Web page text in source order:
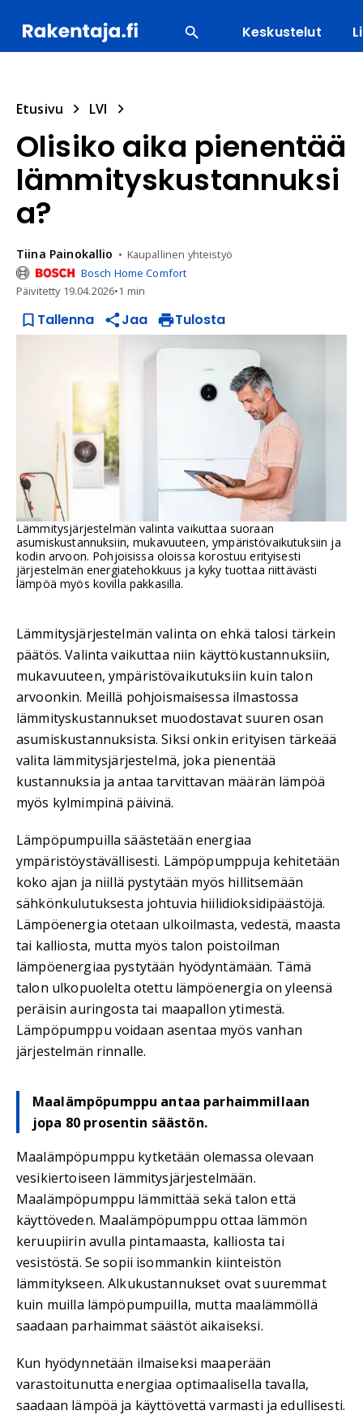
Keskustelut
Etusivu LVI
Olisiko aika pienentää
lämmityskustannuksi
a?
Tiina Painokallio
Kaupallinen yhteistyö
Bosch Home Comfort
Päivitetty 19.04.2026•1 min
Tallenna Jaa Tulosta
Lämmitysjärjestelmän valinta vaikuttaa suoraan
asumiskustannuksiin, mukavuuteen, ympäristövaikutuksiin ja
kodin arvoon. Pohjoisissa oloissa korostuu erityisesti
järjestelmän energiatehokkuus ja kyky tuottaa riittävästi
lämpöä myös kovilla pakkasilla.
Lämmitysjärjestelmän valinta on ehkä talosi tärkein
päätös. Valinta vaikuttaa niin käyttökustannuksiin,
mukavuuteen, ympäristövaikutuksiin kuin talon
arvoonkin. Meillä pohjoismaisessa ilmastossa
lämmityskustannukset muodostavat suuren osan
asumiskustannuksista. Siksi onkin erityisen tärkeää
valita lämmitysjärjestelmä, joka pienentää
kustannuksia ja antaa tarvittavan määrän lämpöä
myös kylmimpinä päivinä.
Lämpöpumpuilla säästetään energiaa
ympäristöystävällisesti. Lämpöpumppuja kehitetään
koko ajan ja niillä pystytään myös hillitsemään
sähkönkulutuksesta johtuvia hiilidioksidipäästöjä.
Lämpöenergia otetaan ulkoilmasta, vedestä, maasta
tai kalliosta, mutta myös talon poistoilman
lämpöenergiaa pystytään hyödyntämään. Tämä
talon ulkopuolelta otettu lämpöenergia on yleensä
peräisin auringosta tai maapallon ytimestä.
Lämpöpumppu voidaan asentaa myös vanhan
järjestelmän rinnalle.
Maalämpöpumppu antaa parhaimmillaan
jopa 80 prosentin säästön.
Maalämpöpumppu kytketään olemassa olevaan
vesikiertoiseen lämmitysjärjestelmään.
Maalämpöpumppu lämmittää sekä talon että
käyttöveden. Maalämpöpumppu ottaa lämmön
keruupiirin avulla pintamaasta, kalliosta tai
vesistöstä. Se sopii isommankin kiinteistön
lämmitykseen. Alkukustannukset ovat suuremmat
kuin muilla lämpöpumpuilla, mutta maalämmöllä
saadaan parhaimmat säästöt aikaiseksi.
Kun hyödynnetään ilmaiseksi maaperään
varastoitunutta energiaa optimaalisella tavalla,
saadaan lämpöä ja käyttövettä varmasti ja edullisesti.